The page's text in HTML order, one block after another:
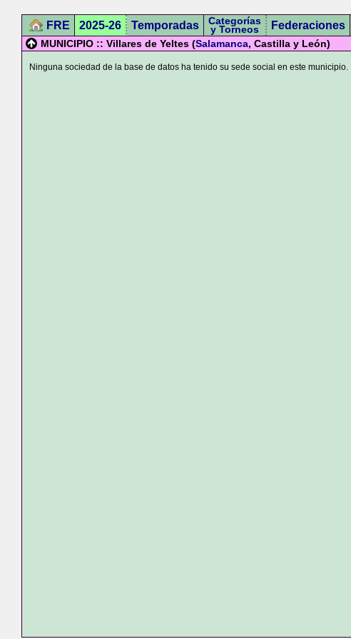
FRE 2025-26 Temporadas Categorías
y Torneos Federaciones
MUNICIPIO :: Villares de Yeltes (Salamanca, Castilla y León)
Ninguna sociedad de la base de datos ha tenido su sede social en este municipio.